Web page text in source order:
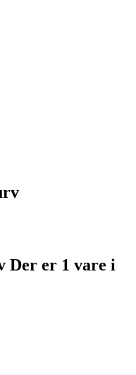
Der er 1 vare i